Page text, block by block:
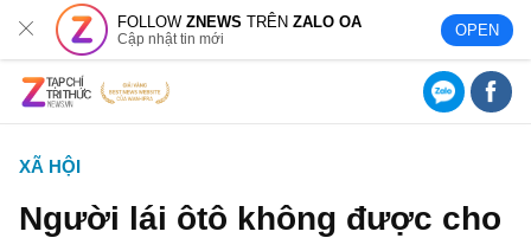
FOLLOWZNEWS TRÊNZALO OA
Cập nhật tin mới OPEN
XÃ HỘI
Người lái ôtô không được cho